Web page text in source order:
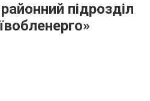
підрозділ